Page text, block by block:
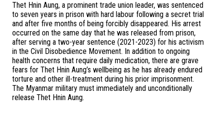
Thet Hnin Aung, a prominent trade union leader, was sentenced
to seven years in prison with hard labour following a secret trial
and after five months of being forcibly disappeared. His arrest
occurred on the same day that he was released from prison,
after serving a two-year sentence (2021-2023) for his activism
in the Civil Disobedience Movement. In addition to ongoing
health concerns that require daily medication, there are grave
fears for Thet Hnin Aung’s wellbeing as he has already endured
torture and other ill-treatment during his prior imprisonment.
The Myanmar military must immediately and unconditionally
release Thet Hnin Aung.